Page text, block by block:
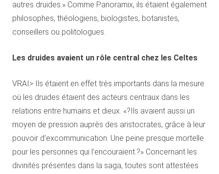
autres druides.» Comme Panoramix, ils étaient également
philosophes, théologiens, biologistes, botanistes,
conseillers ou politologues.
Les druides avaient un rôle central chez les Celtes
VRAI> Ils étaient en effet très importants dans la mesure
où les druides étaient des acteurs centraux dans les
relations entre humains et dieux. «?Ils avaient aussi un
moyen de pression auprès des aristocrates, grâce à leur
pouvoir d’excommunication. Une peine presque mortelle
pour les personnes qui l’encouraient.?» Concernant les
divinités présentes dans la saga, toutes sont attestées